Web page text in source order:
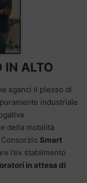
IN ALTO
sganci il plesso di
industriale
della mobilità
Smart
l’ex stabilmento
in attesa di